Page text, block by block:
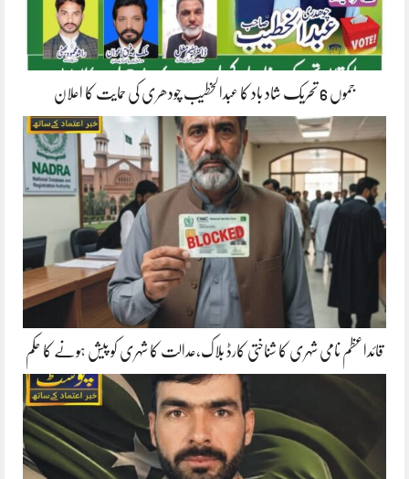
جموں 6 تحریک شاد باد کا عبدالخطیب چودھری کی حمایت کا اعلان
قائداعظم نامی شہری کا شناختی کارڈ بلاک،عدالت کا شہری کو پیش ہونے کا حکم